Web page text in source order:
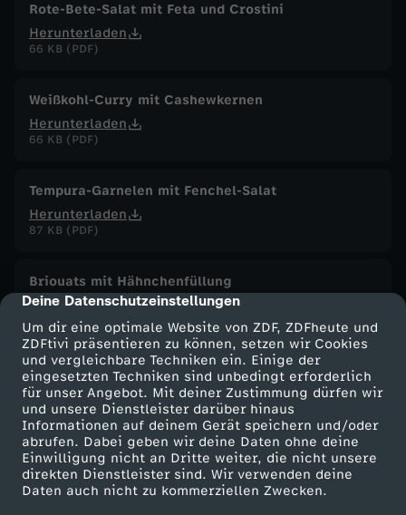
cmp-dialog-description
Deine Datenschutzeinstellungen
Um dir eine optimale Website von ZDF, ZDFheute und
ZDFtivi präsentieren zu können, setzen wir Cookies
und vergleichbare Techniken ein. Einige der
eingesetzten Techniken sind unbedingt erforderlich
für unser Angebot. Mit deiner Zustimmung dürfen wir
und unsere Dienstleister darüber hinaus
Informationen auf deinem Gerät speichern und/oder
abrufen. Dabei geben wir deine Daten ohne deine
Einwilligung nicht an Dritte weiter, die nicht unsere
direkten Dienstleister sind. Wir verwenden deine
Daten auch nicht zu kommerziellen Zwecken.
Rote-Bete-Salat mit Feta und Crostini
Herunterladen
66 KB (PDF)
Weißkohl-Curry mit Cashewkernen
Herunterladen
66 KB (PDF)
Tempura-Garnelen mit Fenchel-Salat
Herunterladen
87 KB (PDF)
Briouats mit Hähnchenfüllung
Herunterladen
16 KB (PDF)
Grünkohl-Gemüsesuppe mit Grünkohlchips
Herunterladen
63 KB (PDF)
Selbstgemachtes Knäckebrot
Herunterladen